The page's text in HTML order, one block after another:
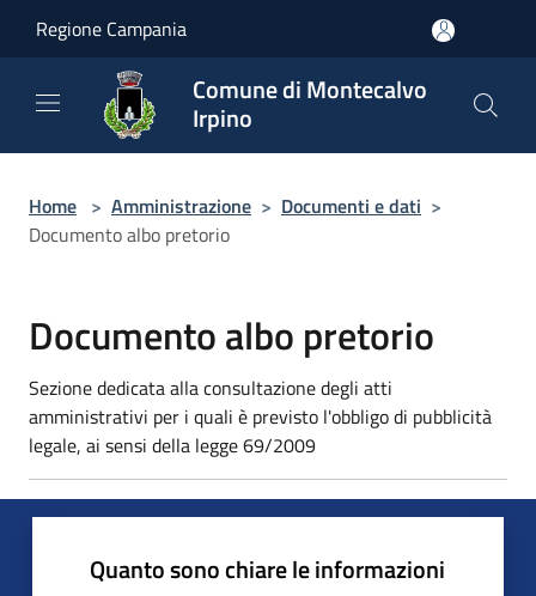
Regione Campania
Comune di Montecalvo
Irpino
Home > Amministrazione > Documenti e dati >
Documento albo pretorio
Documento albo pretorio
Sezione dedicata alla consultazione degli atti
amministrativi per i quali è previsto l'obbligo di pubblicità
legale, ai sensi della legge 69/2009
Quanto sono chiare le informazioni